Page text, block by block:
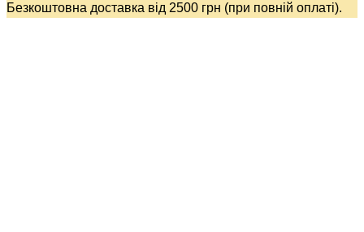
Безкоштовна доставка від 2500 грн (при повній оплаті).